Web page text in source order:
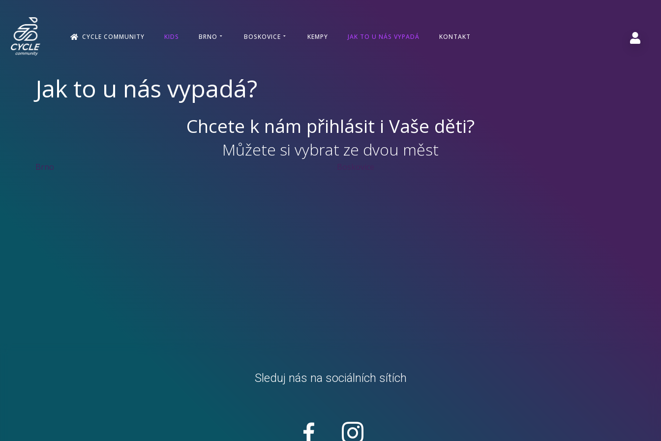
CYCLE COMMUNITY KIDS BRNO BOSKOVICE KEMPY JAK TO U NÁS VYPADÁ KONTAKT
Jak to u nás vypadá?
Chcete k nám přihlásit i Vaše děti?
Můžete si vybrat ze dvou měst
Brno
Sleduj nás na sociálních sítích